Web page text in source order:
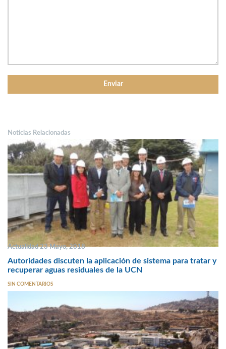
Noticias Relacionadas
Actualidad 23 Mayo, 2018
Autoridades discuten la aplicación de sistema para tratar y
recuperar aguas residuales de la UCN
SIN COMENTARIOS